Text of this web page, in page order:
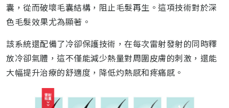
囊，從而破壞毛囊結構，阻止毛髮再生。這項技術對於深
色毛髮效果尤為顯著。
該系統還配備了冷卻保護技術，在每次雷射發射的同時釋
放冷卻氣體，這不僅能減少熱量對周圍皮膚的刺激，還能
大幅提升治療的舒適度，降低灼熱感和疼痛感。